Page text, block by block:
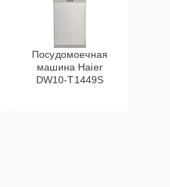
Посудомоечная
машина Haier
DW10-T1449S